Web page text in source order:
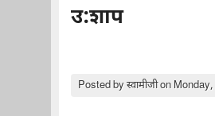
उ:शाप
Posted byस्वामीजीon Monday,